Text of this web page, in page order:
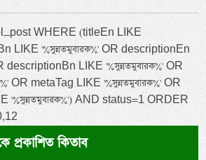
WHERE (titleEn LIKE
LIKE '%সুন্নতমুবারক%' OR descriptionEn
descriptionBn LIKE '%সুন্নতমুবারক%' OR
OR metaTag LIKE '%সুন্নতমুবারক%' OR
AND status=1 ORDER
প্রকাশিত কিতাব